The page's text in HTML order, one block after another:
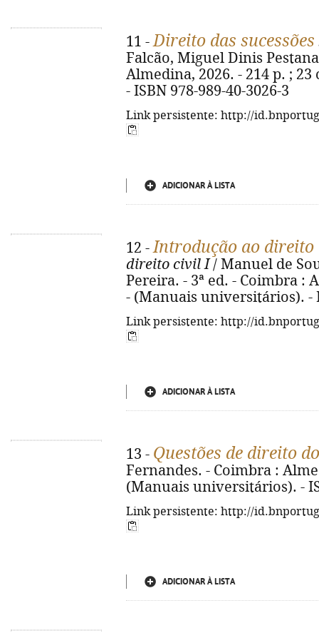
11 -Direito das sucessões
Falcão, Miguel Dinis
Almedina, 2026. - 214 p. ;
- ISBN 978-989-40-3026-3
Link persistente: http://
ADICIONAR À LISTA
12 -Introdução ao direito
direito civil I/ Manuel de
Pereira. - 3ª ed. - Coimbra :
- (Manuais universitários). -
Link persistente: http://
ADICIONAR À LISTA
13 - Questões de direito
Fernandes. - Coimbra :
(Manuais universitários). -
Link persistente: http://
ADICIONAR À LISTA